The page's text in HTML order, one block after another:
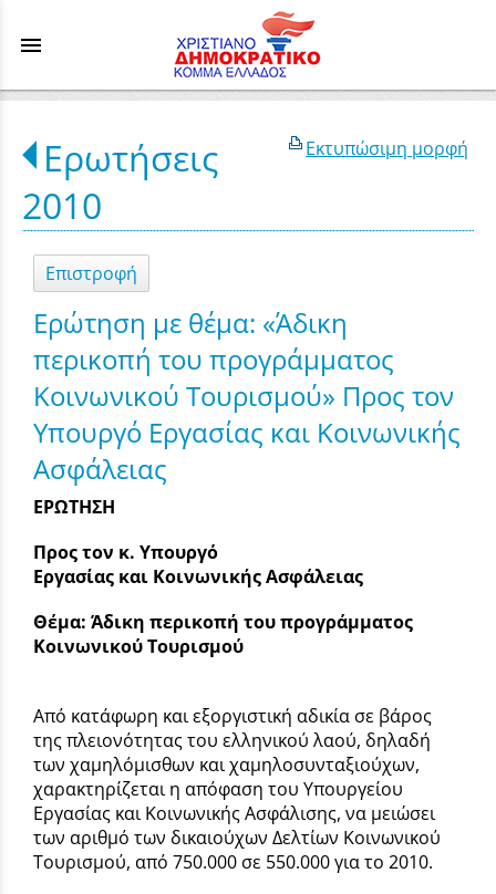
menu
Εκτυπώσιμη μορφή
Ερωτήσεις
2010
Επιστροφή
Ερώτηση με θέμα: «Άδικη
περικοπή του προγράμματος
Κοινωνικού Τουρισμού» Προς τον
Υπουργό Εργασίας και Κοινωνικής
Ασφάλειας
ΕΡΩΤΗΣΗ
Προς τον κ. Υπουργό
Εργασίας και Κοινωνικής Ασφάλειας
Θέμα: Άδικη περικοπή του προγράμματος
Κοινωνικού Τουρισμού
Από κατάφωρη και εξοργιστική αδικία σε βάρος
της πλειονότητας του ελληνικού λαού, δηλαδή
των χαμηλόμισθων και χαμηλοσυνταξιούχων,
χαρακτηρίζεται η απόφαση του Υπουργείου
Εργασίας και Κοινωνικής Ασφάλισης, να μειώσει
των αριθμό των δικαιούχων Δελτίων Κοινωνικού
Τουρισμού, από 750.000 σε 550.000 για το 2010.